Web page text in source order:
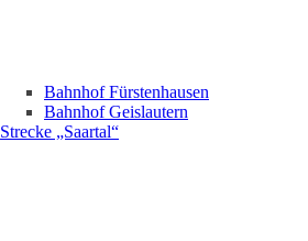
Bahnhof Fürstenhausen
Bahnhof Geislautern
Strecke „Saartal“